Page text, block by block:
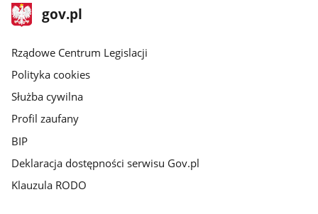
stopka
gov.plStrona
gov.pl
Rządowe Centrum Legislacji
Polityka cookies
Służba cywilna
Profil zaufany
BIP
Deklaracja dostępności serwisu Gov.pl
Klauzula RODO